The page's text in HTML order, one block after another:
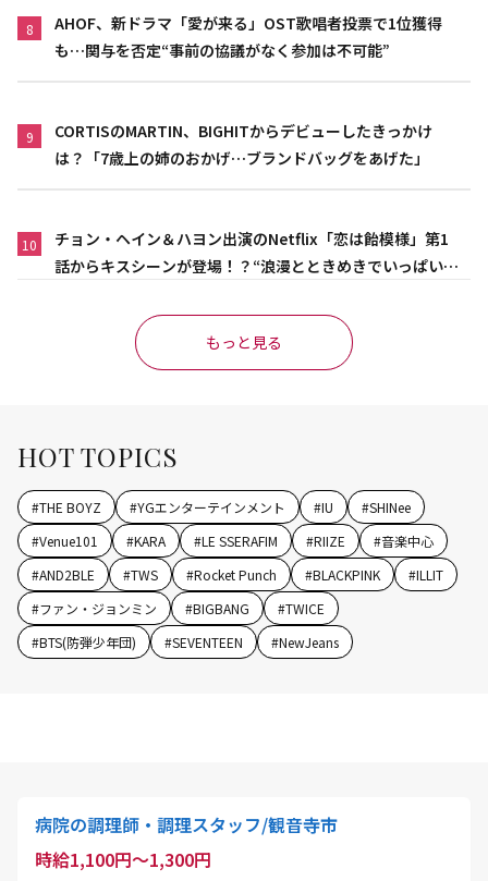
8
AHOF、新ドラマ「愛が来る」OST歌唱者投票で1位獲得
も…関与を否定“事前の協議がなく参加は不可能”
9
CORTISのMARTIN、BIGHITからデビューしたきっかけ
は？「7歳上の姉のおかげ…ブランドバッグをあげた」
10
チョン・ヘイン＆ハヨン出演のNetflix「恋は飴模様」第1
話からキスシーンが登場！？“浪漫とときめきでいっぱいの
もっと見る
HOT TOPICS
#THE BOYZ #YGエンターテインメント #IU #SHINee
#Venue101 #KARA #LE SSERAFIM #RIIZE #音楽中心
#AND2BLE #TWS #Rocket Punch #BLACKPINK #ILLIT
#ファン・ジョンミン #BIGBANG #TWICE
#BTS(防弾少年団) #SEVENTEEN #NewJeans
病院の調理師・調理スタッフ/観音寺市
時給1,100円～1,300円